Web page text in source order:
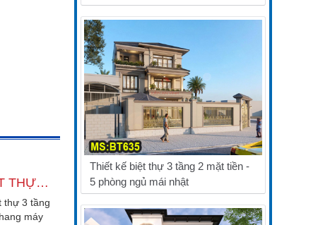
THIẾT KẾ BIỆT THỰ 3 TẦNG 1 TUM HIỆN ĐẠI CÓ THANG MÁY VÀ HẦM
thự 3 tầng
máy
Thiết kế biệt thự 3 tầng 2 mặt tiền -
5 phòng ngủ mái nhật